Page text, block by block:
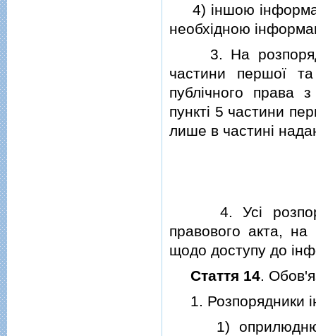
4) iншою
необхiдною
3. На
частини першої
публiчного права
пунктi 5 частини
лише в частинi
4. Усi
правового акта,
щодо доступу до
Стаття 14.
1. Розпорядники
1)